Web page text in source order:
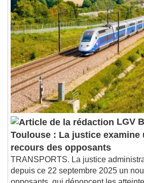
LGV
Toulouse : La justice examine
recours des opposants
TRANSPORTS. La justice
depuis ce 22 septembre 2025 un